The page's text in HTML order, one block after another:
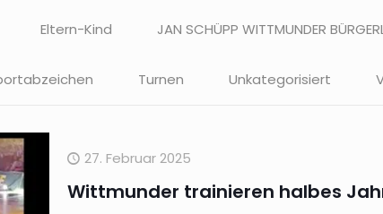
Eltern-Kind JAN SCHÜPP WITTMUNDER
Turnen Unkategorisiert
27. Februar 2025
Wittmunder trainieren halbes